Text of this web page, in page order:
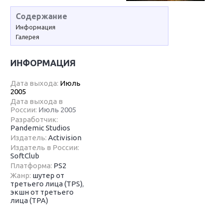
Содержание
Информация
Галерея
ИНФОРМАЦИЯ
Дата выхода: Июль
2005
Дата выхода в
России: Июль 2005
Разработчик:
Pandemic Studios
Издатель:Activision
Издатель в России:
SoftClub
Платформа: PS2
Жанр: шутер от
третьего лица (TPS),
экшн от третьего
лица (TPA)